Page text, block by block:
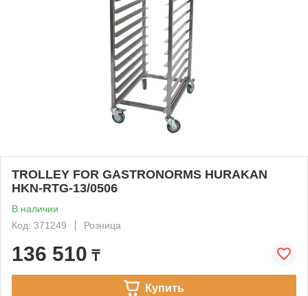
TROLLEY FOR GASTRONORMS HURAKAN
HKN-RTG-13/0506
В наличии
Код: 371249
Розница
136 510 ₸
Купить